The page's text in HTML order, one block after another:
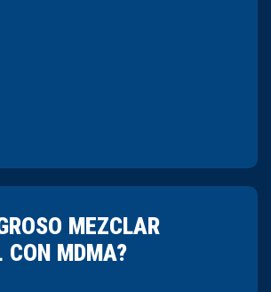
MEZCLAR
CON MDMA?